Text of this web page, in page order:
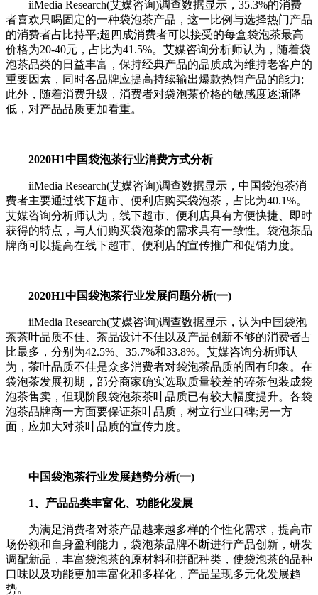
iiMedia Research(艾媒咨询)调查数据显示，35.3%的消费
者喜欢只喝固定的一种袋泡茶产品，这一比例与选择热门产品
的消费者占比持平;超四成消费者可以接受的每盒袋泡茶最高
价格为20-40元，占比为41.5%。艾媒咨询分析师认为，随着袋
泡茶品类的日益丰富，保持经典产品的品质成为维持老客户的
重要因素，同时各品牌应提高持续输出爆款热销产品的能力;
此外，随着消费升级，消费者对袋泡茶价格的敏感度逐渐降
低，对产品品质更加看重。
2020H1中国袋泡茶行业消费方式分析
iiMedia Research(艾媒咨询)调查数据显示，中国袋泡茶消
费者主要通过线下超市、便利店购买袋泡茶，占比为40.1%。
艾媒咨询分析师认为，线下超市、便利店具有方便快捷、即时
获得的特点，与人们购买袋泡茶的需求具有一致性。袋泡茶品
牌商可以提高在线下超市、便利店的宣传推广和促销力度。
2020H1中国袋泡茶行业发展问题分析(一)
iiMedia Research(艾媒咨询)调查数据显示，认为中国袋泡
茶茶叶品质不佳、茶品设计不佳以及产品创新不够的消费者占
比最多，分别为42.5%、35.7%和33.8%。艾媒咨询分析师认
为，茶叶品质不佳是众多消费者对袋泡茶品质的固有印象。在
袋泡茶发展初期，部分商家确实选取质量较差的碎茶包装成袋
泡茶售卖，但现阶段袋泡茶茶叶品质已有较大幅度提升。各袋
泡茶品牌商一方面要保证茶叶品质，树立行业口碑;另一方
面，应加大对茶叶品质的宣传力度。
中国袋泡茶行业发展趋势分析(一)
1、产品品类丰富化、功能化发展
为满足消费者对茶产品越来越多样的个性化需求，提高市
场份额和自身盈利能力，袋泡茶品牌不断进行产品创新，研发
调配新品，丰富袋泡茶的原材料和拼配种类，使袋泡茶的品种
口味以及功能更加丰富化和多样化，产品呈现多元化发展趋
势。